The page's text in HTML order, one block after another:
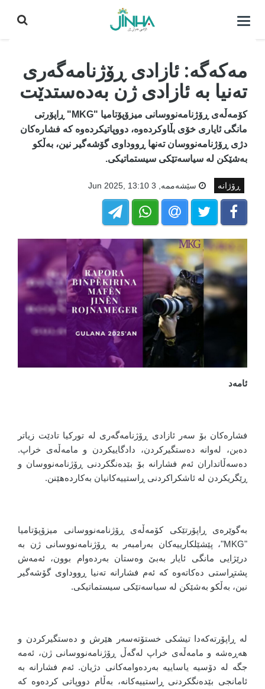
كردنه‌وه‌ی
مەکەگە: ئازادی ڕۆژنامەگەری
تەنیا بە ئازادی ژن بەدەستدێت
کۆمەڵەی ڕۆژنامەنووسانی میزۆپۆتامیا "MKG" ڕاپۆرتی
مانگی ئایاری خۆی بڵاوکردەوە، دووپاتیکردەوە کە فشارەکان
دژی ڕۆژنامەنووسان تەنها ڕووداوی گۆشەگیر نین، بەڵکو
بەشێکن لە سیاسەتێکی سیستماتیکی.
ڕۆژانە سێشه‌ممه‌, 3 Jun 2025, 13:10
ئامەد
فشارەکان بۆ سەر ئازادی ڕۆژنامەگەری لە تورکیا تادێت زیاتر
دەبن، لەوانە دەستگیرکردن، دادگاییکردن و مامەڵەی خراپ.
دەسەڵاتداران ئەم فشارانە بۆ بێدەنگکردنی ڕۆژنامەنووسان و
ڕێگریکردن لە ئاشکراکردنی ڕاستییەکانیان بەکاردەهێنن.
بەگوێرەی ڕاپۆرتێکی کۆمەڵەی ڕۆژنامەنووسانی میزۆپۆتامیا
"MKG"، پێشێلکارییەکان بەرامبەر بە ڕۆژنامەنووسانی ژن بە
درێژایی مانگی ئایار بەبێ وەستان بەردەوام بوون، ئەمەش
پشتڕاستی دەکاتەوە کە ئەم فشارانە تەنیا ڕووداوی گۆشەگیر
نین، بەڵکو بەشێکن لە سیاسەتێکی سیستماتیکی.
لە ڕاپۆرتەکەدا تیشکی خستۆتەسەر هێرش و دەستگیرکردن و
هەڕەشە و مامەڵەی خراپ لەگەڵ ڕۆژنامەنووسانی ژن، ئەمە
جگە لە دۆسیە یاساییە بەردەوامەکانی دژیان. ئەم فشارانە بە
ئامانجی بێدەنگکردنی ڕاستییەکانە، بەڵام دووپاتی کردەوە کە